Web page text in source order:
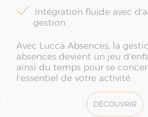
Intégration fluide avec
gestion
Avec Lucca Absences, la
absences devient un jeu
ainsi du temps pour se
l'essentiel de votre activité.
DÉCOUVRIR